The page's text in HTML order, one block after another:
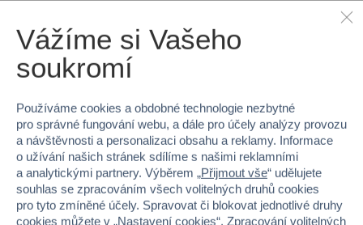
Podpora kreativity a důvtipu při stavbě a hře.
Výuka týmové spolupráce a vyprávění příběhů při hře
s figurkami.
Technická specifikace
Materiál:plast
Rozměry (výška):26.2 cm
Rozměry (šířka):19.1 cm
Vážíme si Vašeho
soukromí
Používáme cookies a obdobné technologie nezbytné
pro správné fungování webu, a dále pro účely analýzy provozu
a návštěvnosti a personalizaci obsahu a reklamy. Informace
o užívání našich stránek sdílíme s našimi reklamními
a analytickými partnery. Výběrem „Přijmout vše“ udělujete
souhlas se zpracováním všech volitelných druhů cookies
pro tyto zmíněné účely. Spravovat či blokovat jednotlivé druhy
cookies můžete v „Nastavení cookies“. Zpracování volitelných